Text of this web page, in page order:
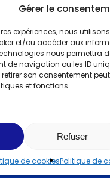
Gérer le
expériences, nous
et/ou accéder aux
nous permettra
de navigation ou les ID
son consentement
et fonctions.
Refuser
de cookiesPolitique de